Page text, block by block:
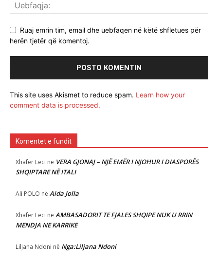
Ruaj emrin tim, email dhe uebfaqen në këtë shfletues për
herën tjetër që komentoj.
This site uses Akismet to reduce spam. Learn how your
comment data is processed.
Komentet e fundit
Xhafer Leci në VERA GJONAJ – NJË EMËR I NJOHUR I DIASPORËS
SHQIPTARE NË ITALI
Ali POLO në Aida Jolla
Xhafer Leci në AMBASADORIT TE FJALES SHQIPE NUK U RRIN
MENDJA NE KARRIKE
Liljana Ndoni në Nga:Liljana Ndoni